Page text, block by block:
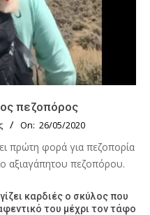
πεζοπόρος
On: 26/05/2020
πρώτη φορά για πεζοπορία
αξιαγάπητου πεζοπόρου.
καρδιές ο σκύλος που
του μέχρι τον τάφο